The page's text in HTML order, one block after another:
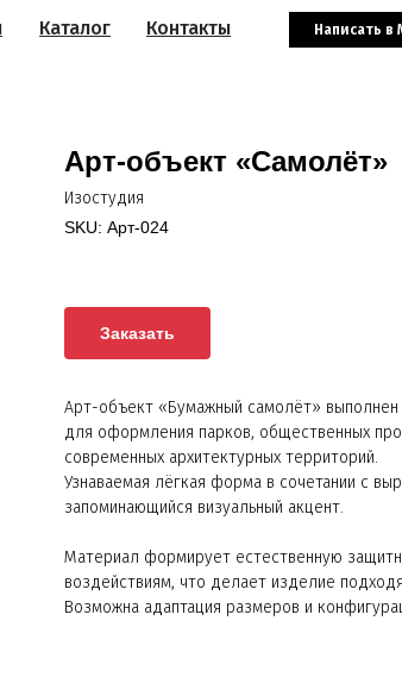
Контакты
Каталог Написать в
Арт-объект «Самолёт»
Изостудия
SKU: Арт-024
Заказать
Арт-объект «Бумажный самолёт» выполнен
для оформления парков, общественных
современных архитектурных территорий.
Узнаваемая лёгкая форма в сочетании с
запоминающийся визуальный акцент.
Материал формирует естественную
воздействиям, что делает изделие
Возможна адаптация размеров и